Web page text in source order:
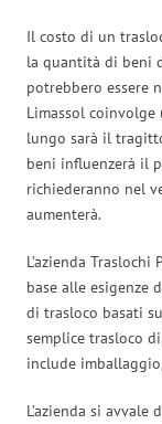
Il costo di un
la quantità di beni
potrebbero essere
Limassol
lungo sarà il
beni influenzerà il
richiederanno nel
aumenterà.
L’azienda
base alle esigenze
di trasloco basati
semplice trasloco
include
L’azienda si